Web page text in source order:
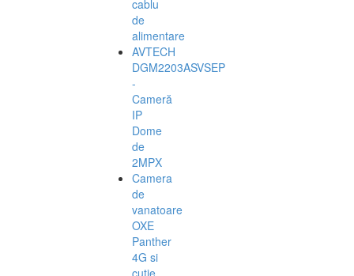
cablu
de
alimentare
AVTECH
DGM2203ASVSEP
-
Cameră
IP
Dome
de
2MPX
Camera
de
vanatoare
OXE
Panther
4G si
cutie